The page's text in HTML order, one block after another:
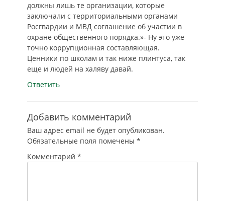
должны лишь те организации, которые
заключали с территориальными органами
Росгвардии и МВД соглашение об участии в
охране общественного порядка.»- Ну это уже
точно коррупционная составляющая.
Ценники по школам и так ниже плинтуса, так
еще и людей на халяву давай.
Ответить
Добавить комментарий
Ваш адрес email не будет опубликован.
Обязательные поля помечены *
Комментарий *